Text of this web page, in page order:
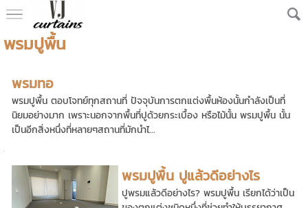
พรมปูพื้น
พรมทอ
พรมปูพื้น ตอบโจทย์ทุกสถานที่ ปัจจุบันการตกแต่งพื้นห้องนั้นกำลังเป็นที่
นิยมอย่างมาก เพราะนอกจากพื้นที่ปูด้วยกระเบื้อง หรือไม้นั้น พรมปูพื้น นั้น
เป็นอีกสิ่งหนึ่งที่หลายๆสถานที่มักนำไ...
พรมปูพื้น ปูแล้วดีอย่างไร
ปูพรมแล้วดีอย่างไร? พรมปูพื้น เรียกได้ว่าเป็น